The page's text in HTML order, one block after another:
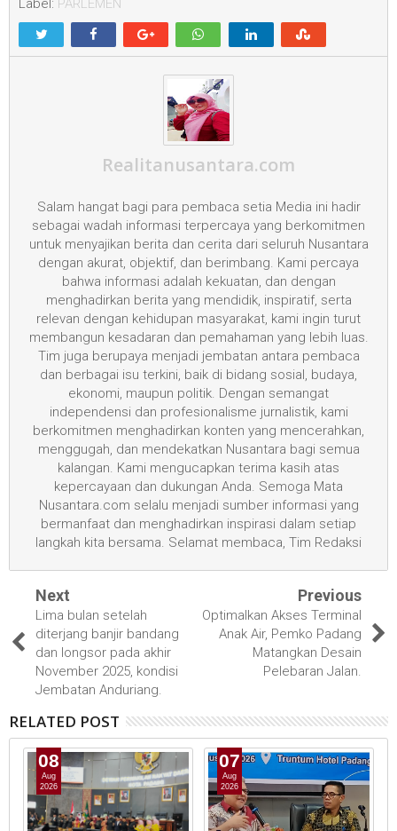
Label: PARLEMEN
Realitanusantara.com
Salam hangat bagi para pembaca setia Media ini hadir
sebagai wadah informasi terpercaya yang berkomitmen
untuk menyajikan berita dan cerita dari seluruh Nusantara
dengan akurat, objektif, dan berimbang. Kami percaya
bahwa informasi adalah kekuatan, dan dengan
menghadirkan berita yang mendidik, inspiratif, serta
relevan dengan kehidupan masyarakat, kami ingin turut
membangun kesadaran dan pemahaman yang lebih luas.
Tim juga berupaya menjadi jembatan antara pembaca
dan berbagai isu terkini, baik di bidang sosial, budaya,
ekonomi, maupun politik. Dengan semangat
independensi dan profesionalisme jurnalistik, kami
berkomitmen menghadirkan konten yang mencerahkan,
menggugah, dan mendekatkan Nusantara bagi semua
kalangan. Kami mengucapkan terima kasih atas
kepercayaan dan dukungan Anda. Semoga Mata
Nusantara.com selalu menjadi sumber informasi yang
bermanfaat dan menghadirkan inspirasi dalam setiap
langkah kita bersama. Selamat membaca, Tim Redaksi
Next
Lima bulan setelah
diterjang banjir bandang
dan longsor pada akhir
November 2025, kondisi
Jembatan Anduriang.
Previous
Optimalkan Akses Terminal
Anak Air, Pemko Padang
Matangkan Desain
Pelebaran Jalan.
RELATED POST
08
Aug
2026
07
Aug
2026